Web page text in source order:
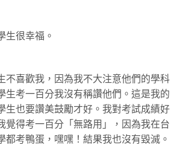
很幸福。
喜歡我，因為我不大注意他們的學科
生考一百分我沒有稱讚他們。這是我的
生也要讚美鼓勵才好。我對考試成績好
覺得考一百分「無路用」，因為我在台
都考鴨蛋，嘿嘿！結果我也沒有毀滅。